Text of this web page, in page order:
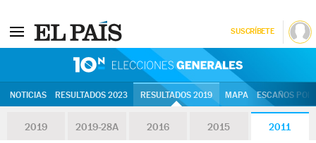
SUSCRÍBETE
NOTICIAS RESULTADOS 2023 RESULTADOS 2019 MAPA ESCAÑOS
2019 2019-28A 2016 2015 2011